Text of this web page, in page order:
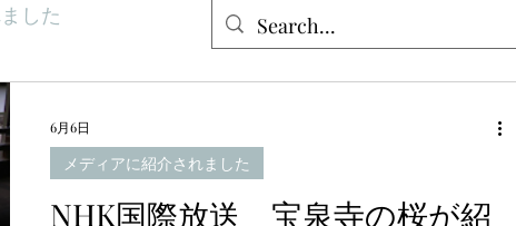
した
NHK国際放送 宝泉寺の桜が紹
メディアに紹介されました
6月6日